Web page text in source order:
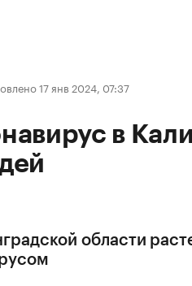
17 янв 2024, 07:37
в
области